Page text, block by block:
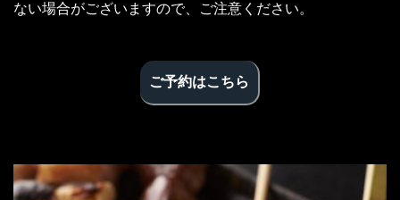
ない場合がございますので、ご注意ください。
ご予約はこちら